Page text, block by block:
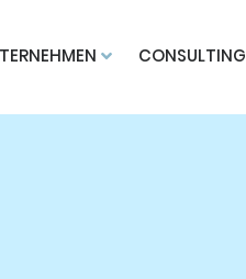
CONSULTING